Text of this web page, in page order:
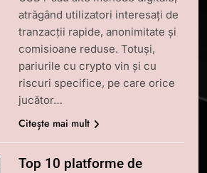
atrăgând utilizatori interesați de
tranzacții rapide, anonimitate și
comisioane reduse. Totuși,
pariurile cu crypto vin și cu
riscuri specifice, pe care orice
jucător…
Citește mai mult
Top 10 platforme de